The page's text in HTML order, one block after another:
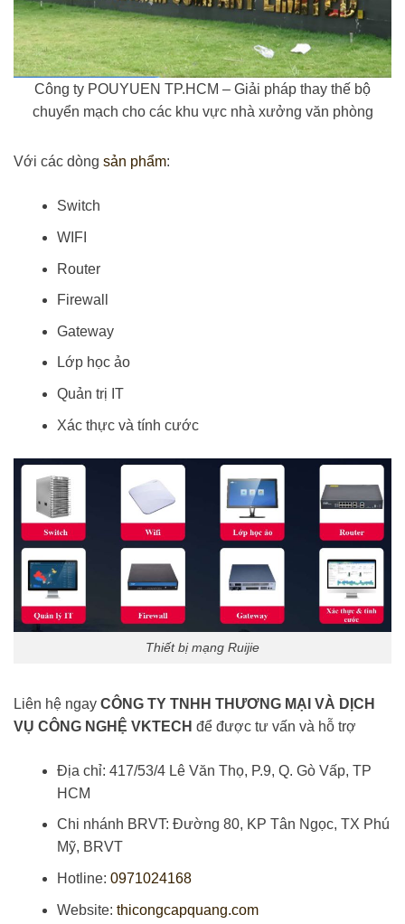
Công ty POUYUEN TP.HCM – Giải pháp thay thế bộ
chuyển mạch cho các khu vực nhà xưởng văn phòng
Với các dòng sản phẩm:
Switch
WIFI
Router
Firewall
Gateway
Lớp học ảo
Quản trị IT
Xác thực và tính cước
Thiết bị mạng Ruijie
Liên hệ ngay CÔNG TY TNHH THƯƠNG MẠI VÀ DỊCH
VỤ CÔNG NGHỆ VKTECH để được tư vấn và hỗ trợ
Địa chỉ: 417/53/4 Lê Văn Thọ, P.9, Q. Gò Vấp, TP
HCM
Chi nhánh BRVT: Đường 80, KP Tân Ngọc, TX Phú
Mỹ, BRVT
Hotline: 0971024168
Website: thicongcapquang.com